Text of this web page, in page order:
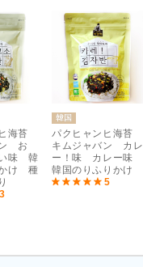
海苔
お
味 韓
かけ 種
3
韓国
パクヒャンヒ海苔
キムジャバン カレ
ー！味 カレー味
韓国のりふりかけ
5